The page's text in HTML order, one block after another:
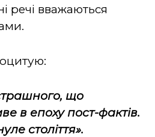
речі вважаються
що
в епоху пост-фактів.
століття».